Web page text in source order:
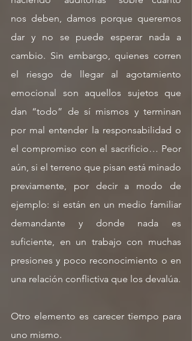
nos deben, damos porque queremos
dar y no se puede esperar nada a
cambio. Sin embargo, quienes corren
el riesgo de llegar al agotamiento
emocional son aquellos sujetos que
dan “todo” de sí mismos y terminan
por mal entender la responsabilidad o
el compromiso con el sacrificio… Peor
aún, si el terreno que pisan está minado
previamente, por decir a modo de
ejemplo: si están en un medio familiar
demandante y donde nada es
suficiente, en un trabajo con muchas
presiones y poco reconocimiento o en
Otro elemento es carecer tiempo para
uno mismo.